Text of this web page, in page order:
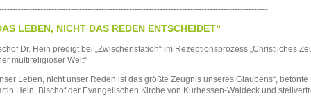
LEBEN, NICHT DAS REDEN ENTSCHEIDET“
Dr. Hein predigt bei „Zwischenstation“ im Rezeptionsprozess „Christliches
multireligiöser Welt“
Leben, nicht unser Reden ist das größte Zeugnis unseres Glaubens“, betonte
Hein, Bischof der Evangelischen Kirche von Kurhessen-Waldeck und